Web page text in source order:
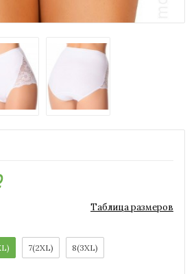
Таблица размеров
7(2XL) 8(3XL)